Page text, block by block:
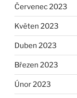
Červenec 2023
Květen 2023
Duben 2023
Březen 2023
Únor 2023